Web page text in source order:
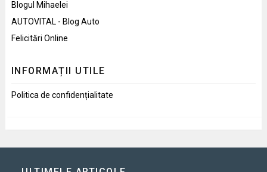
Blogul Mihaelei
AUTOVITAL - Blog Auto
Felicitări Online
INFORMAȚII UTILE
Politica de confidențialitate